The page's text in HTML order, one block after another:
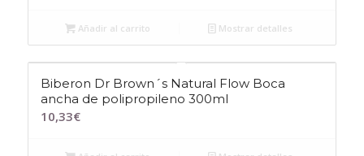
Añadir al carrito Mostrar detalles
Biberon Dr Brown´s Natural Flow Boca
ancha de polipropileno 300ml
10,33€